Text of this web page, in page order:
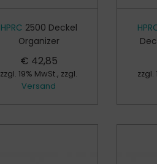
HPRC 2500 Deckel
Organizer
€ 42,85
zzgl. 19% MwSt., zzgl.
Versand
zzgl.